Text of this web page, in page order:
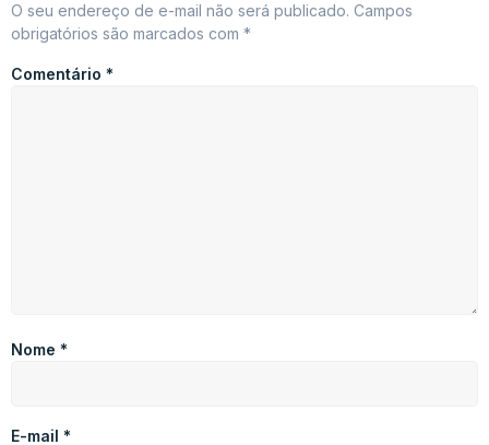
O seu endereço de e-mail não será publicado. Campos
obrigatórios são marcados com *
Comentário *
Nome *
E-mail *